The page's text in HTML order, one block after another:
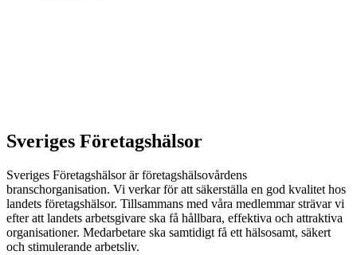
Sveriges Företagshälsor
Sveriges Företagshälsor är företagshälsovårdens
branschorganisation. Vi verkar för att säkerställa en god kvalitet hos
landets företagshälsor. Tillsammans med våra medlemmar strävar vi
efter att landets arbetsgivare ska få hållbara, effektiva och attraktiva
organisationer. Medarbetare ska samtidigt få ett hälsosamt, säkert
och stimulerande arbetsliv.